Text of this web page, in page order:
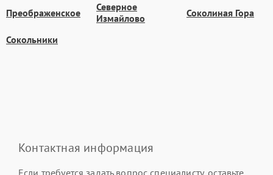
Преображенское
Северное
Измайлово
Соколиная Гора
Сокольники
Контактная информация